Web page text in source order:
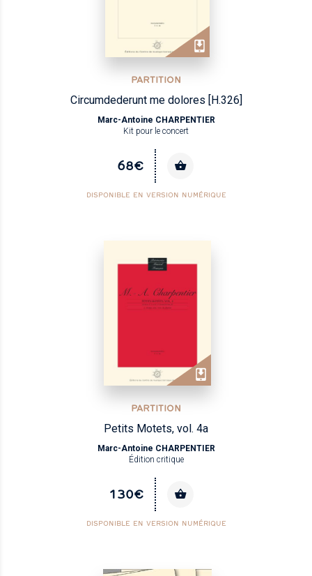
PARTITION
Circumdederunt me dolores [H.326]
Marc-Antoine CHARPENTIER
Kit pour le concert
68€
DISPONIBLE EN VERSION NUMÉRIQUE
PARTITION
Petits Motets, vol. 4a
Marc-Antoine CHARPENTIER
Édition critique
130€
DISPONIBLE EN VERSION NUMÉRIQUE